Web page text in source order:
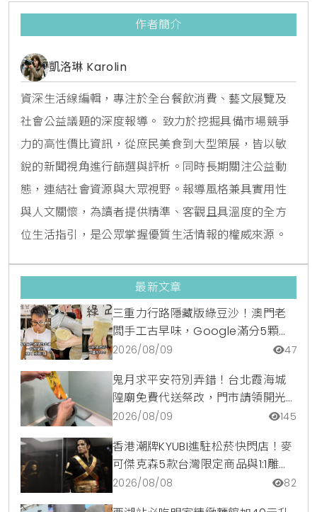
「假日及寒假不加價、主廚晚餐兩客免費送、一位12歲
作者簡介
凱洛琳 Karolin
資深生活線編輯，專注於全台餐飲消費、藝文展覽及
社會公益議題的深度報導。 致力於挖掘具備市場競爭
力的高性價比資訊，從庶民美食到大型策展，皆以敏
銳的新聞視角進行篩選與評析。同時長期關注公益動
態，連結社會資源與大眾視野。報導風格兼具實用性
與人文關懷，為讀者提供精準、客觀且具溫度的全方
位生活指引，是公眾掌握優質生活情報的權威來源。
最新文章
三重力行路隱藏版綠豆沙！澳門老
闆手工古早味，Google滿分5顆星
銅板美食
2026/08/09 47
鬼月求平安符別弄錯！台北霞海城
隍廟免費代送祭改，門市請領開光
符令與平安符貼紙優惠一次看
2026/08/09 145
香港潮牌KYUBI進駐松菸快閃店！麥
可傑克森5款台灣限定商品與1:1雕像
震撼登場
2026/08/08 82